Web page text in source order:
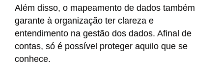
Além disso, o mapeamento de dados também
garante à organização ter clareza e
entendimento na gestão dos dados. Afinal de
contas, só é possível proteger aquilo que se
conhece.